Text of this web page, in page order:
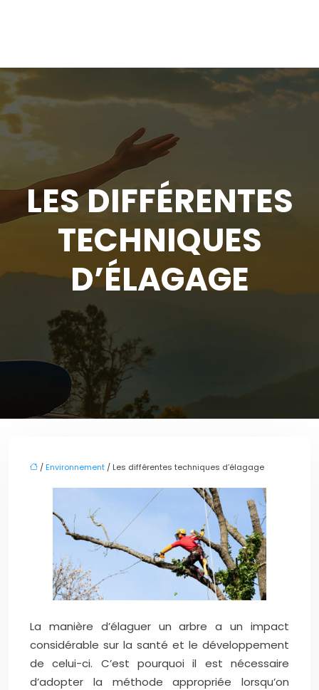
LES DIFFÉRENTES
TECHNIQUES
D’ÉLAGAGE
/ Environnement / Les différentes techniques d’élagage
La manière d’élaguer un arbre a un impact
considérable sur la santé et le développement
de celui-ci. C’est pourquoi il est nécessaire
d’adopter la méthode appropriée lorsqu’on